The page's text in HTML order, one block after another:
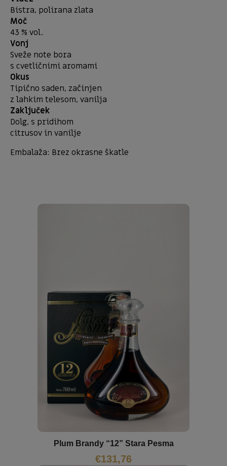
Bistra, polirana zlata
Moč
43 % vol.
Vonj
Sveže note bora
s cvetličnimi aromami
Okus
Tipično saden, začinjen
z lahkim telesom, vanilja
Zaključek
Dolg, s pridihom
citrusov in vanilje
Embalaža: Brez okrasne škatle
Plum Brandy “12” Stara Pesma
€131,76